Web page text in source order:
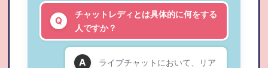
チャットレディとは具体的に何をする
人ですか？
ライブチャットにおいて、リア